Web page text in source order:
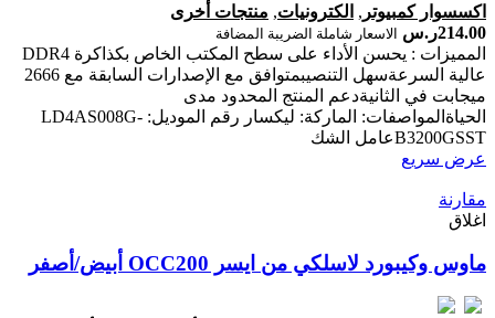
اكسسوار كمبيوتر , الكترونيات, منتجات أخرى
214.00ر.س الاسعار شاملة الضريبة المضافة
المميزات : يحسن الأداء على سطح المكتب الخاص بكذاكرة DDR4
عالية السرعةسهل التنصيبمتوافق مع الإصدارات السابقة مع 2666
ميجابت في الثانيةدعم المنتج المحدود مدى
الحياةالمواصفات: الماركة: ليكسار رقم الموديل: LD4AS008G-
B3200GSSTعامل الشك
عرض سريع
مقارنة
اغلاق
ماوس وكيبورد لاسلكي من ايسر OCC200 أبيض/أصفر